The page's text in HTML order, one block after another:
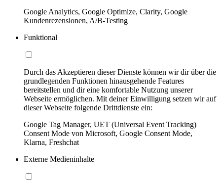
Google Analytics, Google Optimize, Clarity, Google
Kundenrezensionen, A/B-Testing
Funktional
Durch das Akzeptieren dieser Dienste können wir dir über die
grundlegenden Funktionen hinausgehende Features
bereitstellen und dir eine komfortable Nutzung unserer
Webseite ermöglichen. Mit deiner Einwilligung setzen wir auf
dieser Webseite folgende Drittdienste ein:
Google Tag Manager, UET (Universal Event Tracking)
Consent Mode von Microsoft, Google Consent Mode,
Klarna, Freshchat
Externe Medieninhalte